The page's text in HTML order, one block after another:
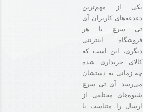
یکی از مهم‌ترین
دغدغه‌های کاربران آی
تی سرچ یا هر
فروشگاه‌ اینترنتی
دیگری، این است که
کالای خریداری شده
چه زمانی به دستشان
می‌رسد. آی تی سرچ
شیوه‌های مختلفی از
ارسال را متناسب با